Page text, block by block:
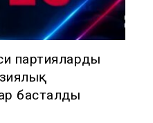
партиялардың
басталды